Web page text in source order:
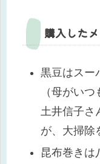
購入した
黒豆はスー
（母がい
土井信子さ
が、大掃除
昆布巻きは